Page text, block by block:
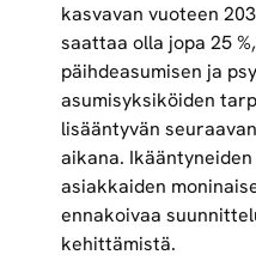
kasvavan vuoteen
saattaa olla jopa 25
päihdeasumisen ja
asumisyksiköiden
lisääntyvän
aikana.
asiakkaiden
ennakoivaa
kehittämistä.